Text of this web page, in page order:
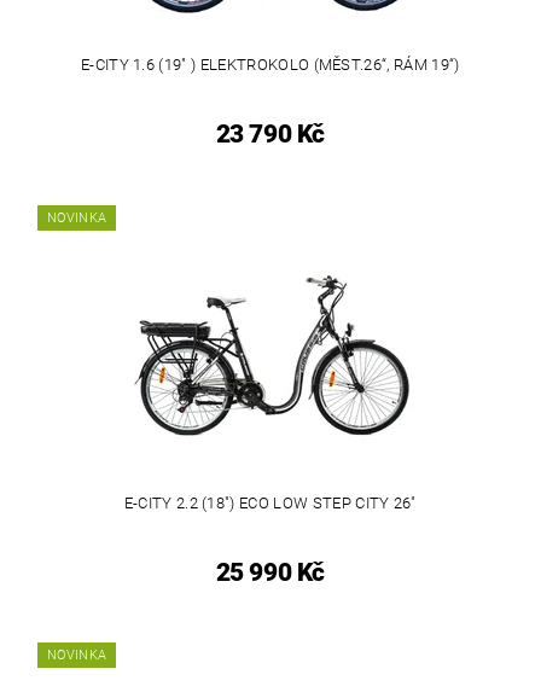
E-CITY 1.6 (19" ) ELEKTROKOLO (MĚST.26“, RÁM 19“)
23 790 Kč
NOVINKA
E-CITY 2.2 (18") ECO LOW STEP CITY 26"
25 990 Kč
NOVINKA